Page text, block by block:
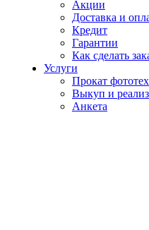
Акции
Доставка и
Кредит
Гарантии
Как сделать
Услуги
Прокат
Выкуп и
Анкета